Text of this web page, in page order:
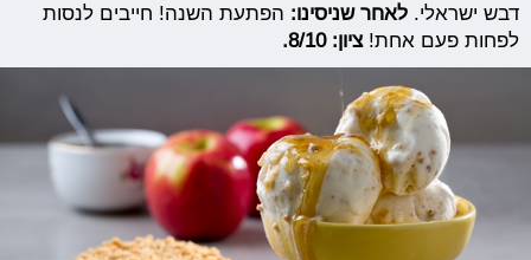
דבש ישראלי.לאחר שניסינו: הפתעת השנה! חייבים לנסות
לפחות פעם אחת!ציון: 8/10.